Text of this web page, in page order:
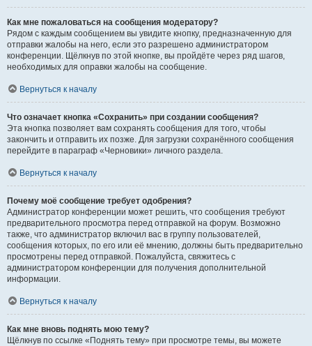
Как мне пожаловаться на сообщения модератору?
Рядом с каждым сообщением вы увидите кнопку, предназначенную для
отправки жалобы на него, если это разрешено администратором
конференции. Щёлкнув по этой кнопке, вы пройдёте через ряд шагов,
необходимых для оправки жалобы на сообщение.
Вернуться к началу
Что означает кнопка «Сохранить» при создании сообщения?
Эта кнопка позволяет вам сохранять сообщения для того, чтобы
закончить и отправить их позже. Для загрузки сохранённого сообщения
перейдите в параграф «Черновики» личного раздела.
Вернуться к началу
Почему моё сообщение требует одобрения?
Администратор конференции может решить, что сообщения требуют
предварительного просмотра перед отправкой на форум. Возможно
также, что администратор включил вас в группу пользователей,
сообщения которых, по его или её мнению, должны быть предварительно
просмотрены перед отправкой. Пожалуйста, свяжитесь с
администратором конференции для получения дополнительной
информации.
Вернуться к началу
Как мне вновь поднять мою тему?
Щёлкнув по ссылке «Поднять тему» при просмотре темы, вы можете